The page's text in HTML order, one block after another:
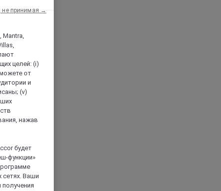
Mantra,
целей: (i)
от
и
(v)
нажав
будет
функции»
сетях. Ваши
не принимая →